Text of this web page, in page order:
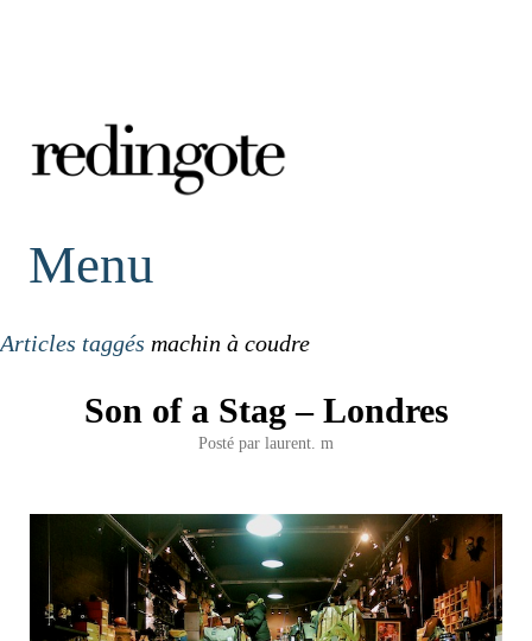
redingote.
Menu
Articles taggés machin à coudre
Son of a Stag – Londres
Posté par laurent. m